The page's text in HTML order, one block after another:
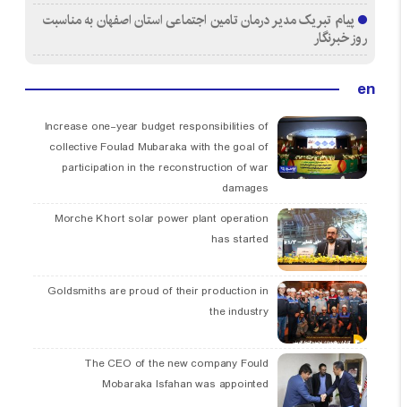
پیام تبریک مدیر درمان تامین اجتماعی استان اصفهان به مناسبت
روز خبرنگار
en
Increase one-year budget responsibilities of
collective Foulad Mubaraka with the goal of
participation in the reconstruction of war
damages
Morche Khort solar power plant operation
has started
Goldsmiths are proud of their production in
the industry
The CEO of the new company Fould
Mobaraka Isfahan was appointed